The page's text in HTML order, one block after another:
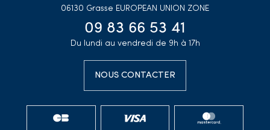
06130 Grasse EUROPEAN UNION ZONE
09 83 66 53 41
Du lundi au vendredi de 9h à 17h
NOUS CONTACTER